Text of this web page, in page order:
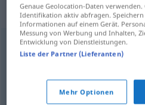
Synonyme für
kratzen (ugs.),tangieren,
© OpenThesaurus.de
Genaue Geolocation-Daten
Identifikation aktiv abfragen.
Informationen auf einem Gerät.
Messung von Werbung und Inhalten,
Entwicklung von Dienstleistungen.
Liste der Partner (Lieferanten)
Mehr Optionen